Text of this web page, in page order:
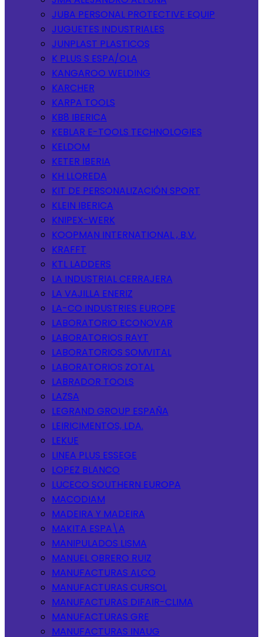
JUBA PERSONAL PROTECTIVE EQUIP
JUGUETES INDUSTRIALES
JUNPLAST PLASTICOS
K PLUS S ESPA/OLA
KANGAROO WELDING
KARCHER
KARPA TOOLS
KB8 IBERICA
KEBLAR E-TOOLS TECHNOLOGIES
KELDOM
KETER IBERIA
KH LLOREDA
KIT DE PERSONALIZACIÓN SPORT
KLEIN IBERICA
KNIPEX-WERK
KOOPMAN INTERNATIONAL , B.V.
KRAFFT
KTL LADDERS
LA INDUSTRIAL CERRAJERA
LA VAJILLA ENERIZ
LA-CO INDUSTRIES EUROPE
LABORATORIO ECONOVAR
LABORATORIOS RAYT
LABORATORIOS SOMVITAL
LABORATORIOS ZOTAL
LABRADOR TOOLS
LAZSA
LEGRAND GROUP ESPAÑA
LEIRICIMENTOS, LDA.
LEKUE
LINEA PLUS ESSEGE
LOPEZ BLANCO
LUCECO SOUTHERN EUROPA
MACODIAM
MADEIRA Y MADEIRA
MAKITA ESPA\A
MANIPULADOS LISMA
MANUEL OBRERO RUIZ
MANUFACTURAS ALCO
MANUFACTURAS CURSOL
MANUFACTURAS DIFAIR-CLIMA
MANUFACTURAS GRE
MANUFACTURAS INAUG